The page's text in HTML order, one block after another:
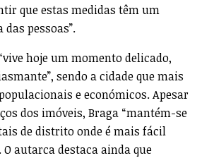
que estas medidas têm um
pessoas”.
hoje um momento delicado,
sendo a cidade que mais
e económicos. Apesar
dos imóveis, Braga “mantém-se
de distrito onde é mais fácil
O autarca destaca ainda que